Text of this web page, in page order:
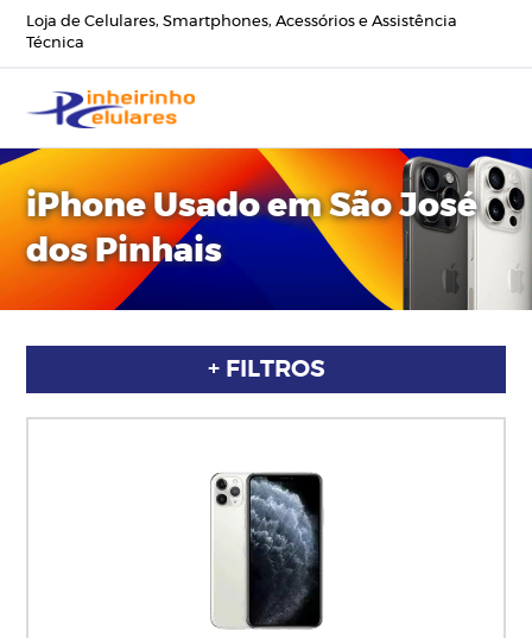
Loja de Celulares, Smartphones, Acessórios e Assistência
Técnica
iPhone Usado em São José
dos Pinhais
+ FILTROS